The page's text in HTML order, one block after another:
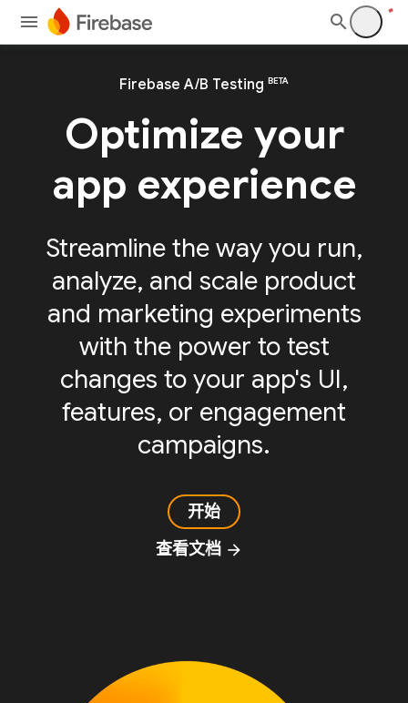
Firebase A/B Testing BETA
Optimize your
app experience
Streamline the way you run,
analyze, and scale product
and marketing experiments
with the power to test
changes to your app's UI,
features, or engagement
campaigns.
开始
查看文档 arrow_forward